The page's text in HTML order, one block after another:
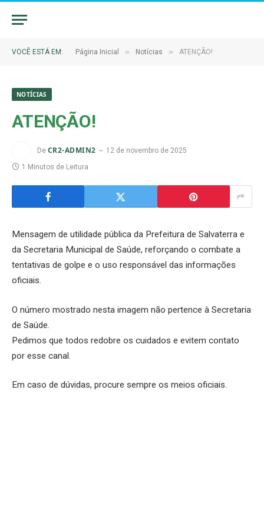
VOCÊ ESTÁ EM: Página Inicial » Notícias » ATENÇÃO!
NOTÍCIAS
ATENÇÃO!
De CR2-ADMIN2
12 de novembro de 2025
1 Minutos de Leitura
Mensagem de utilidade pública da Prefeitura de Salvaterra e
da Secretaria Municipal de Saúde, reforçando o combate a
tentativas de golpe e o uso responsável das informações
oficiais.
O número mostrado nesta imagem não pertence à Secretaria
de Saúde.
Pedimos que todos redobre os cuidados e evitem contato
por esse canal.
Em caso de dúvidas, procure sempre os meios oficiais.